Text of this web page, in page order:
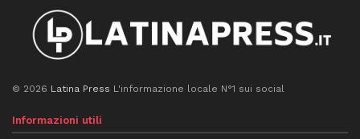
© 2026 Latina Press L'informazione locale N°1 sui social
Informazioni utili